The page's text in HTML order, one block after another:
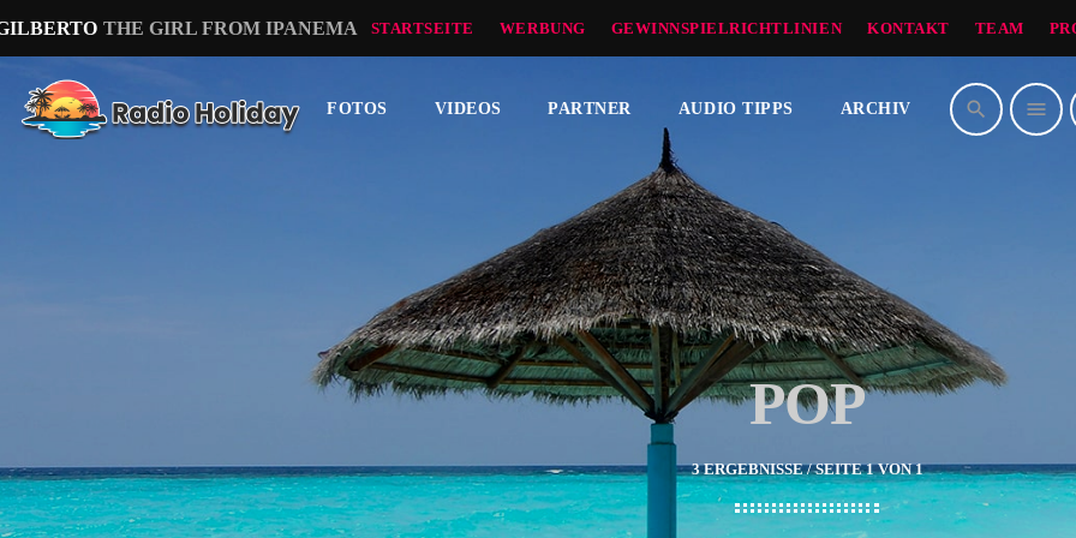
THE GIRL FROM IPANEMA STARTSEITE WERBUNG GEWINNSPIELRICHTLINIEN KONTAKT TEAM
FOTOS VIDEOS PARTNER AUDIO TIPPS ARCHIV search menu
POP
3 ERGEBNISSE / SEITE 1 VON 1